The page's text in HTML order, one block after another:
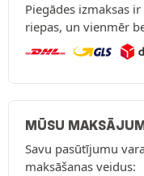
Piegādes izmaksas
riepas, un vienmēr
MŪSU
Savu pasūtījumu
maksāšanas veidus: